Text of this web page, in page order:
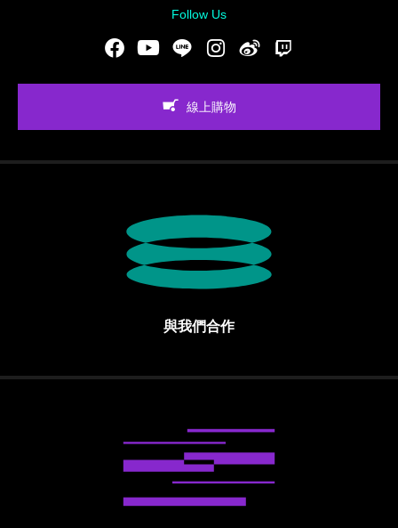
Follow Us
FacebookYoutubeLINE Instgram新浪微博
線上購物
與我們合作